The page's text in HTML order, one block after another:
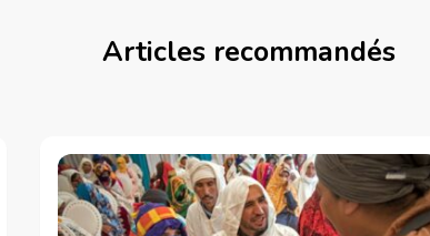
Articles recommandés